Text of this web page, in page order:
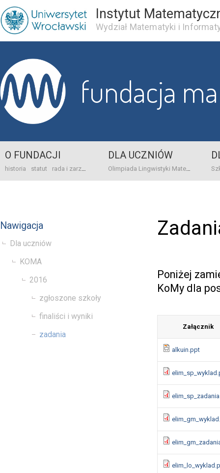
Instytut
Wydział Matematyki i
fundacja
O FUNDACJI
historia statut rada i zarząd dane bankowo-adresowe kontakt
DLA UCZNIÓW
Olimpiada Lingwistyki Matematycznej
Nawigacja
Dla uczniów
KOMA
2016
zgłoszone szkoły
finaliści i wyniki
zadania
Poniżej
KoMy dla
Załącznik
alkuin.ppt